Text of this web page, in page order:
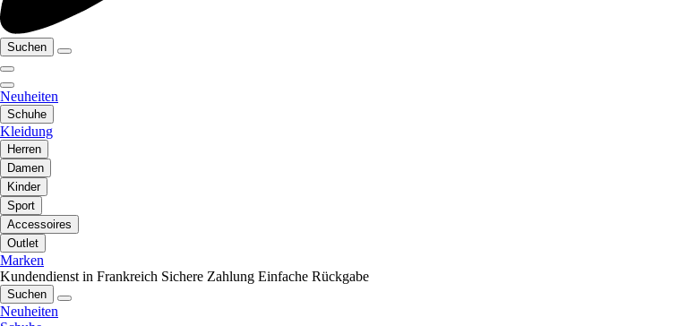
Suchen
Neuheiten
Schuhe
Kleidung
Herren
Damen
Kinder
Sport
Accessoires
Outlet
Marken
Kundendienst in Frankreich Sichere Zahlung Einfache Rückgabe
Suchen
Neuheiten